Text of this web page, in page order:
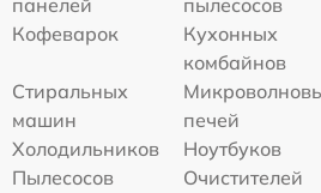
панелей
пылесосов
Кофеварок
Кухонных
комбайнов
Стиральных
машин
печей
Холодильников
Ноутбуков
Пылесосов
Очистителей